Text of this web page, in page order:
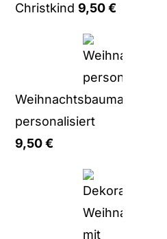
Christkind 9,50€
Weihnachtsbaumanhänger
personalisiert
9,50€